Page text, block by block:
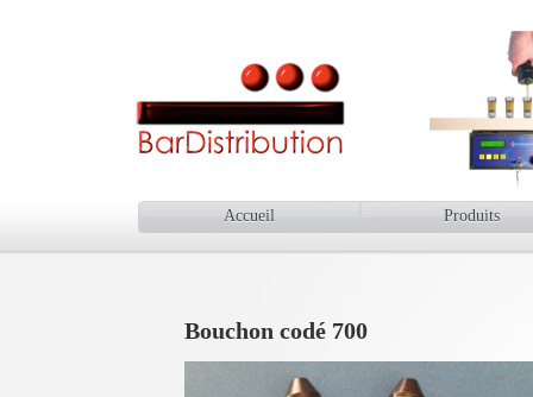
Accueil Produits
Bouchon codé 700